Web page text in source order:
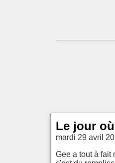
Le jour
mardi 29 avril
Gee a tout à fait